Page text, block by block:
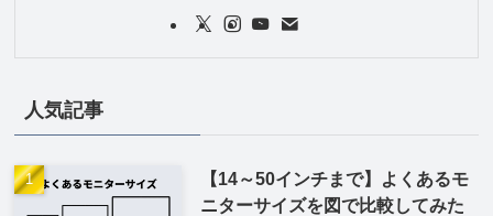
人気記事
【14～50インチまで】よくあるモ
ニターサイズを図で比較してみた